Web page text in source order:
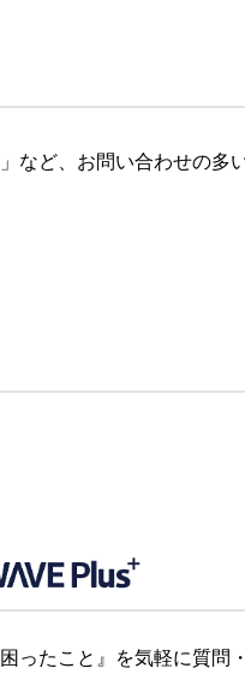
など、お問い合わせの多
ったこと』を気軽に質